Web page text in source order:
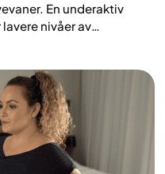
En underaktiv
nivåer av
moderat og
hypotyreose
normaliseres, ligger
gå ned i vekt.